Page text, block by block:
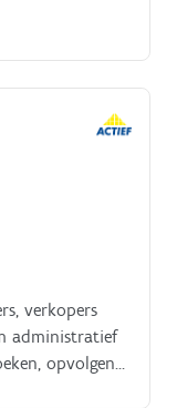
verkopers
administratief
opvolgen